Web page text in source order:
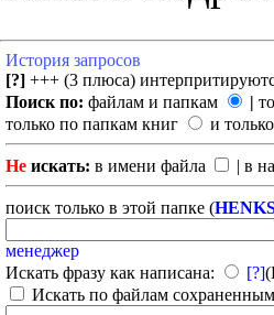
История запросов
[?] +++ (3 плюса)
Поиск по: файлам и папкам |
только по папкам книг
и
Не искать: в имени файла | в
поиск только в этой папке (
менеджер
Искать фразу как написана:
[?]
Искать по файлам